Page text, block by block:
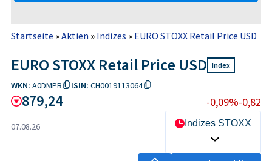
Startseite »Aktien » Indizes » EURO STOXX Retail Price USD
EURO STOXX Retail Price USD Index
WKN: A0DMPB ISIN: CH0019113064
879,24 -0,09%-0,82
07.08.26 Indizes STOXX